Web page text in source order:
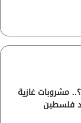
مشروبات غازية
فلسطين